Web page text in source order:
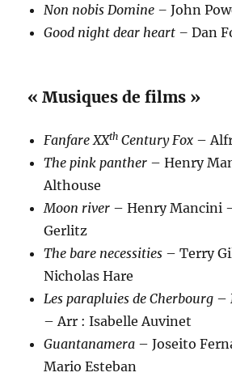
Non nobis Domine –John
Good night dear heart –Dan
« Musiques de films »
Fanfare XXth Century Fox –
The pink panther – Henry
Althouse
Moon river – Henry Mancini
Gerlitz
The bare necessities – Terry
Nicholas Hare
Les parapluies de Cherbourg –
– Arr : Isabelle Auvinet
Guantanamera – Joseito
Mario Esteban